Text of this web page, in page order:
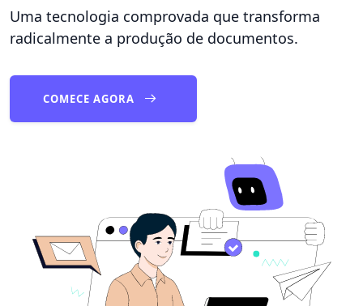
Uma tecnologia comprovada que transforma
radicalmente a produção de documentos.
COMECE AGORA